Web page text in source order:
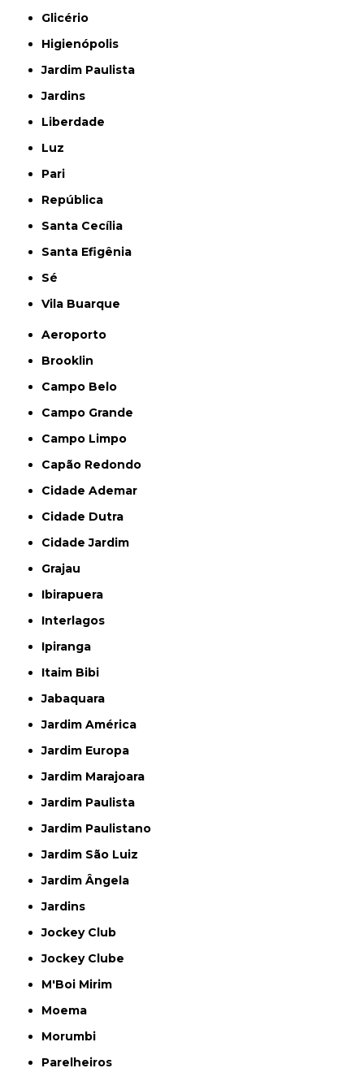
Glicério
Higienópolis
Jardim Paulista
Jardins
Liberdade
Luz
Pari
República
Santa Cecília
Santa Efigênia
Sé
Vila Buarque
Aeroporto
Brooklin
Campo Belo
Campo Grande
Campo Limpo
Capão Redondo
Cidade Ademar
Cidade Dutra
Cidade Jardim
Grajau
Ibirapuera
Interlagos
Ipiranga
Itaim Bibi
Jabaquara
Jardim América
Jardim Europa
Jardim Marajoara
Jardim Paulista
Jardim Paulistano
Jardim São Luiz
Jardim Ângela
Jardins
Jockey Club
Jockey Clube
M'Boi Mirim
Moema
Morumbi
Parelheiros